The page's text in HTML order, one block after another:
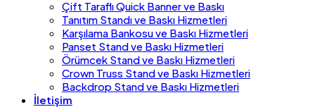
Çift Taraflı Quick Banner ve Baskı
Tanıtım Standı ve Baskı Hizmetleri
Karşılama Bankosu ve Baskı Hizmetleri
Panset Stand ve Baskı Hizmetleri
Örümcek Stand ve Baskı Hizmetleri
Crown Truss Stand ve Baskı Hizmetleri
Backdrop Stand ve Baskı Hizmetleri
İletişim